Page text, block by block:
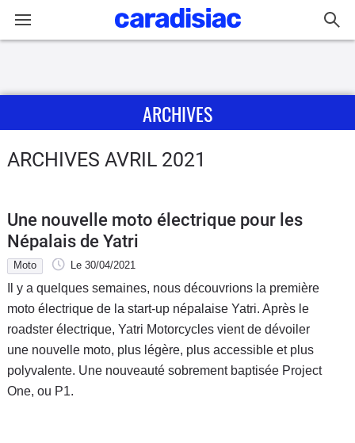
Actu
Guide
d'achat
Electriques
Utilitaires
Flottes
Auto
ARCHIVES
ARCHIVES AVRIL 2021
Une nouvelle moto électrique pour les
Népalais de Yatri
Moto Le 30/04/2021
Il y a quelques semaines, nous découvrions la première
moto électrique de la start-up népalaise Yatri. Après le
roadster électrique, Yatri Motorcycles vient de dévoiler
une nouvelle moto, plus légère, plus accessible et plus
polyvalente. Une nouveauté sobrement baptisée Project
One, ou P1.